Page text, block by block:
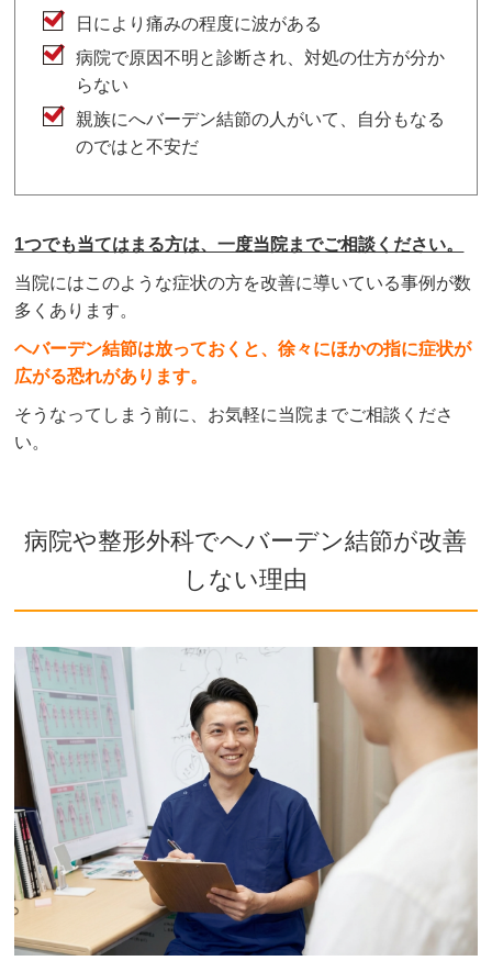
日により痛みの程度に波がある
病院で原因不明と診断され、対処の仕方が分か
らない
親族にへバーデン結節の人がいて、自分もなる
のではと不安だ
1つでも当てはまる方は、一度当院までご相談ください。
当院にはこのような症状の方を改善に導いている事例が数
多くあります。
ヘバーデン結節は放っておくと、徐々にほかの指に症状が
広がる恐れがあります。
そうなってしまう前に、お気軽に当院までご相談くださ
い。
病院や整形外科でヘバーデン結節が改善
しない理由